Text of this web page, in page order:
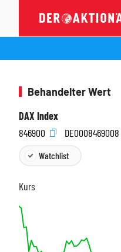
Behandelter Wert
DAX Index
846900
DE0008469008
Watchlist
Kurs